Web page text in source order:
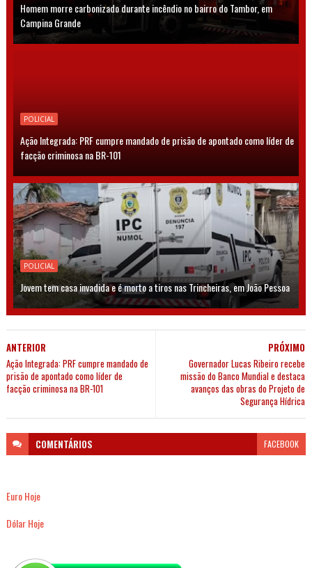
Homem morre carbonizado durante incêndio no bairro do Tambor, em
Campina Grande
POLICIAL
Ação Integrada: PRF cumpre mandado de prisão de apontado como líder de
facção criminosa na BR-101
POLICIAL
Jovem tem casa invadida e é morto a tiros nas Trincheiras, em João Pessoa
PRÓXIMO
Governador Lucas Ribeiro recebe
missão do Banco Mundial e destaca
avanços das obras do Projeto de
Segurança Hídrica
ANTERIOR
Ação Integrada: PRF cumpre mandado de
prisão de apontado como líder de
facção criminosa na BR-101
COMENTÁRIOS FACEBOOK
Euro Hoje
Dólar Hoje